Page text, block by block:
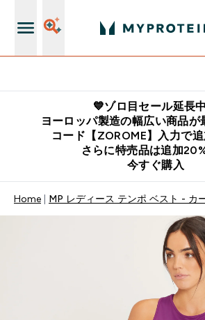
💙ゾロ目セール延長
ヨーロッパ製造の幅広い商品が
コード【ZOROME】入力で
さらに特売品は追加
今すぐ購入
Home MP レディース テンポ ベスト - カ